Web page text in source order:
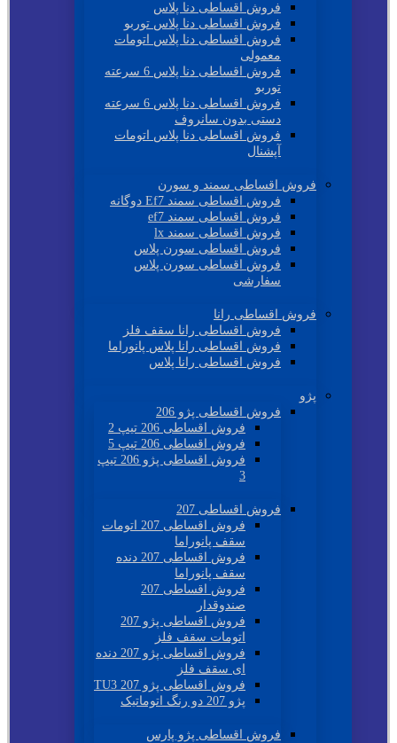
فروش اقساطی دنا پلاس
فروش اقساطی دنا پلاس توربو
فروش اقساطی دنا پلاس اتومات
معمولی
فروش اقساطی دنا پلاس 6 سرعته
توربو
فروش اقساطی دنا پلاس 6 سرعته
دستی بدون سانروف
فروش اقساطی دنا پلاس اتومات
آپشنال
فروش اقساطی سمند و سورن
فروش اقساطی سمند Ef7 دوگانه
فروش اقساطی سمند ef7
فروش اقساطی سمند lx
فروش اقساطی سورن پلاس
فروش اقساطی سورن پلاس
سفارشی
فروش اقساطی رانا
فروش اقساطی رانا سقف فلز
فروش اقساطی رانا پلاس پانوراما
فروش اقساطی رانا پلاس
پژو
فروش اقساطی پژو 206
فروش اقساطی 206 تیپ 2
فروش اقساطی 206 تیپ 5
فروش اقساطی پژو 206 تیپ
3
فروش اقساطی 207
فروش اقساطی 207 اتومات
سقف پانوراما
فروش اقساطی 207 دنده
سقف پانوراما
فروش اقساطی 207
صندوقدار
فروش اقساطی پژو 207
اتومات سقف فلز
فروش اقساطی پژو 207 دنده
ای سقف فلز
فروش اقساطی پژو 207 TU3
پژو 207 دو رنگ اتوماتیک
فروش اقساطی پژو پارس